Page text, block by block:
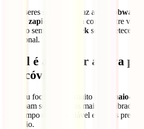
Se quiseres simplificar, faz assim:
zapiekanka para comer entre
refeição sem falhar;
żurek se te apetecer
tradicional.
Qual é a melhor altura
Cracóvia?
Se o teu foco é andar muito a pé, maio-
costumam ser as épocas mais equilibradas
com tempo mais agradável e menos
do verão.